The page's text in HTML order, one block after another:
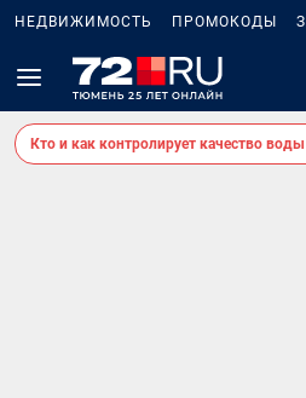
НЕДВИЖИМОСТЬ ПРОМОКОДЫ
Кто и как контролирует качество